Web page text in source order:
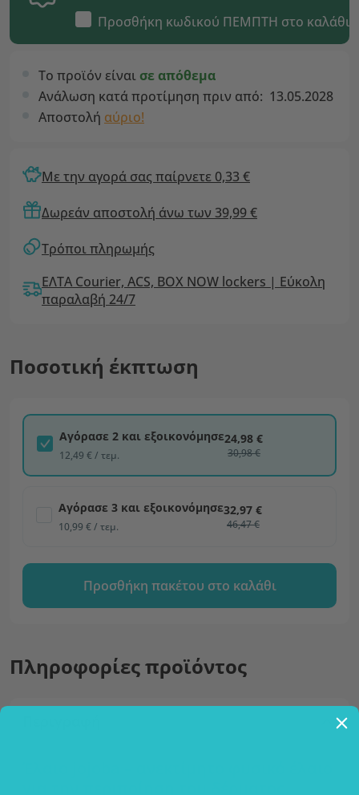
Προσθήκη κωδικού ΠΕΜΠΤΗ στο καλάθι
Το προϊόν είναι σε απόθεμα
Ανάλωση κατά προτίμηση πριν από: 13.05.2028
Αποστολή αύριο!
Με την αγορά σας παίρνετε 0,33 €
Δωρεάν αποστολή άνω των 39,99 €
Τρόποι πληρωμής
ΕΛΤΑ Courier, ACS, BOX NOW lockers | Εύκολη
παραλαβή 24/7
Ποσοτική έκπτωση
Αγόρασε 2 και εξοικονόμησε
12,49 € / τεμ.
24,98 €
30,98 €
Αγόρασε 3 και εξοικονόμησε
10,99 € / τεμ.
32,97 €
46,47 €
Προσθήκη πακέτου στο καλάθι
Πληροφορίες προϊόντος